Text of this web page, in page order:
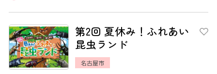
第2回 夏休み！ふれあい
昆虫ランド
名古屋市